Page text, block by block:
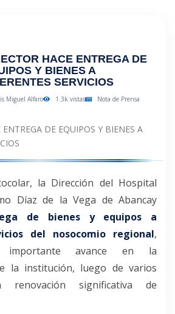
HACE ENTREGA DE
Y BIENES A
SERVICIOS
Miguel Alfaro 1.3k vistas Nota de Prensa
la Dirección del Hospital
Díaz de la Vega de Abancay
de bienes y equipos a
del nosocomio regional,
importante avance en la
la institución, luego de varios
significativa de